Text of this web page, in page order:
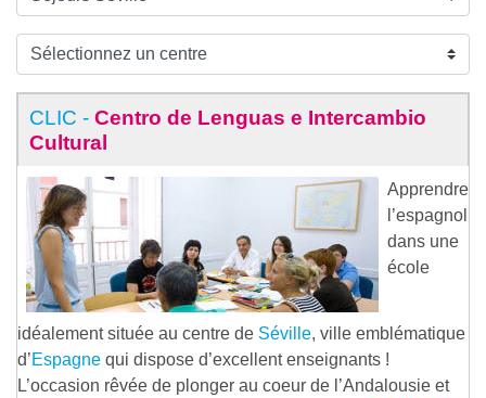
CLIC - Centro de Lenguas e Intercambio
Cultural
Apprendre
l’espagnol
dans une
école
idéalement située au centre de Séville, ville emblématique
d’Espagne qui dispose d’excellent enseignants !
L’occasion rêvée de plonger au coeur de l’Andalousie et